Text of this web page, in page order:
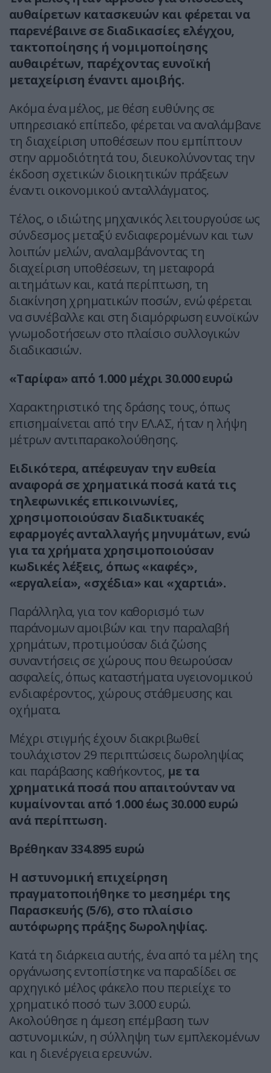
αυθαίρετων κατασκευών και φέρεται να
παρενέβαινε σε διαδικασίες ελέγχου,
τακτοποίησης ή νομιμοποίησης
αυθαιρέτων, παρέχοντας ευνοϊκή
μεταχείριση έναντι αμοιβής.
Ακόμα ένα μέλος, με θέση ευθύνης σε
υπηρεσιακό επίπεδο, φέρεται να αναλάμβανε
τη διαχείριση υποθέσεων που εμπίπτουν
στην αρμοδιότητά του, διευκολύνοντας την
έκδοση σχετικών διοικητικών πράξεων
έναντι οικονομικού ανταλλάγματος.
Τέλος, ο ιδιώτης μηχανικός λειτουργούσε ως
σύνδεσμος μεταξύ ενδιαφερομένων και των
λοιπών μελών, αναλαμβάνοντας τη
διαχείριση υποθέσεων, τη μεταφορά
αιτημάτων και, κατά περίπτωση, τη
διακίνηση χρηματικών ποσών, ενώ φέρεται
να συνέβαλλε και στη διαμόρφωση ευνοϊκών
γνωμοδοτήσεων στο πλαίσιο συλλογικών
διαδικασιών.
«Ταρίφα» από 1.000 μέχρι 30.000 ευρώ
Χαρακτηριστικό της δράσης τους, όπως
επισημαίνεται από την ΕΛ.ΑΣ, ήταν η λήψη
μέτρων αντιπαρακολούθησης.
Ειδικότερα, απέφευγαν την ευθεία
αναφορά σε χρηματικά ποσά κατά τις
τηλεφωνικές επικοινωνίες,
χρησιμοποιούσαν διαδικτυακές
εφαρμογές ανταλλαγής μηνυμάτων, ενώ
για τα χρήματα χρησιμοποιούσαν
κωδικές λέξεις, όπως «καφές»,
«εργαλεία», «σχέδια» και «χαρτιά».
Παράλληλα, για τον καθορισμό των
παράνομων αμοιβών και την παραλαβή
χρημάτων, προτιμούσαν διά ζώσης
συναντήσεις σε χώρους που θεωρούσαν
ασφαλείς, όπως καταστήματα υγειονομικού
ενδιαφέροντος, χώρους στάθμευσης και
οχήματα.
Μέχρι στιγμής έχουν διακριβωθεί
τουλάχιστον 29 περιπτώσεις δωροληψίας
και παράβασης καθήκοντος, με τα
χρηματικά ποσά που απαιτούνταν να
κυμαίνονται από 1.000 έως 30.000 ευρώ
ανά περίπτωση.
Βρέθηκαν 334.895 ευρώ
Η αστυνομική επιχείρηση
πραγματοποιήθηκε το μεσημέρι της
Παρασκευής (5/6), στο πλαίσιο
αυτόφωρης πράξης δωροληψίας.
Κατά τη διάρκεια αυτής, ένα από τα μέλη της
οργάνωσης εντοπίστηκε να παραδίδει σε
αρχηγικό μέλος φάκελο που περιείχε το
χρηματικό ποσό των 3.000 ευρώ.
Ακολούθησε η άμεση επέμβαση των
αστυνομικών, η σύλληψη των εμπλεκομένων
και η διενέργεια ερευνών.